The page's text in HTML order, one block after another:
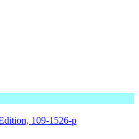
109-1526-p